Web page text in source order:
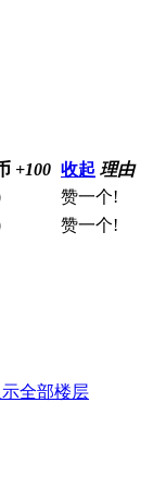
+100 收起 理由
赞一个!
赞一个!
示全部楼层